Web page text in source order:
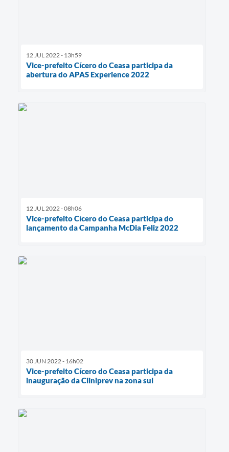
12 JUL 2022 - 13h59
Vice-prefeito Cícero do Ceasa participa da
abertura do APAS Experience 2022
12 JUL 2022 - 08h06
Vice-prefeito Cícero do Ceasa participa do
lançamento da Campanha McDia Feliz 2022
30 JUN 2022 - 16h02
Vice-prefeito Cícero do Ceasa participa da
inauguração da Cliniprev na zona sul